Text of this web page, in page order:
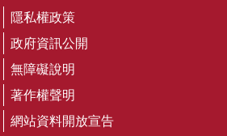
隱私權政策
政府資訊公開
無障礙說明
著作權聲明
網站資料開放宣告